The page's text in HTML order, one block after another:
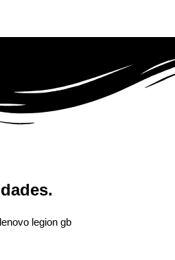
legion gb